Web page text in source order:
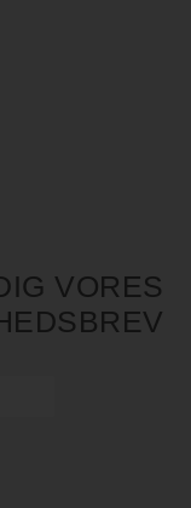
VORES